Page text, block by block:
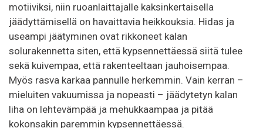
motiiviksi, niin ruoanlaittajalle kaksinkertaisella
jäädyttämisellä on havaittavia heikkouksia. Hidas ja
useampi jäätyminen ovat rikkoneet kalan
solurakennetta siten, että kypsennettäessä siitä tulee
sekä kuivempaa, että rakenteeltaan jauhoisempaa.
Myös rasva karkaa pannulle herkemmin. Vain kerran –
mieluiten vakuumissa ja nopeasti – jäädytetyn kalan
liha on lehtevämpää ja mehukkaampaa ja pitää
kokonsakin paremmin kypsennettäessä.